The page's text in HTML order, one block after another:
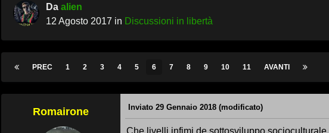
Da alien
12 Agosto 2017 in Discussioni in libertà
PREC 1 2 3 4 5 6 7 8 9 10 11 AVANTI
Romairone Inviato 29 Gennaio 2018 (modificato)